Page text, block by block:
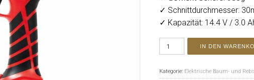
✓ Schnittdurchmesser:
✓ Kapazität: 14.4 V / 3.0
IN DEN
Kategorie: Elektrische Baum- und